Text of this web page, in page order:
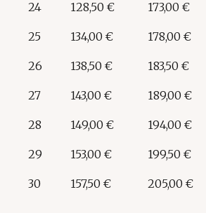
24 128,50 € 173,00 €
25 134,00 € 178,00 €
26 138,50 € 183,50 €
27 143,00 € 189,00 €
28 149,00 € 194,00 €
29 153,00 € 199,50 €
30 157,50 € 205,00 €